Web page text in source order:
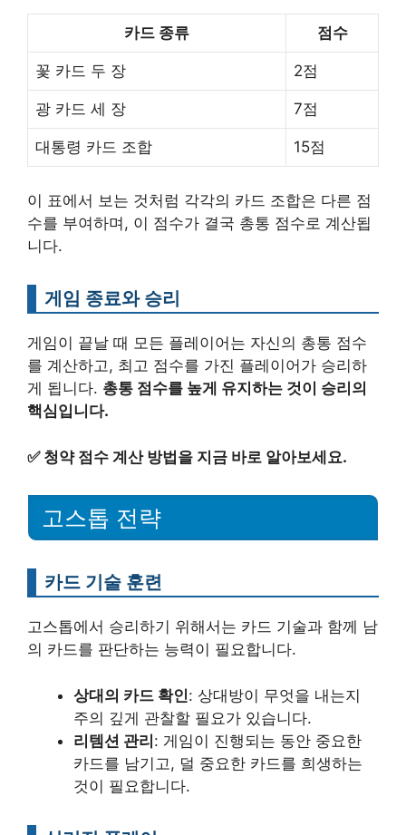
카드 종류 점수
꽃 카드 두 장 2점
광 카드 세 장 7점
대통령 카드 조합 15점
이 표에서 보는 것처럼 각각의 카드 조합은 다른 점
수를 부여하며, 이 점수가 결국 총통 점수로 계산됩
니다.
게임 종료와 승리
게임이 끝날 때 모든 플레이어는 자신의 총통 점수
를 계산하고, 최고 점수를 가진 플레이어가 승리하
게 됩니다. 총통 점수를 높게 유지하는 것이 승리의
핵심입니다.
✅ 청약 점수 계산 방법을 지금 바로 알아보세요.
고스톱 전략
카드 기술 훈련
고스톱에서 승리하기 위해서는 카드 기술과 함께 남
의 카드를 판단하는 능력이 필요합니다.
상대의 카드 확인: 상대방이 무엇을 내는지
주의 깊게 관찰할 필요가 있습니다.
리템션 관리: 게임이 진행되는 동안 중요한
카드를 남기고, 덜 중요한 카드를 희생하는
것이 필요합니다.